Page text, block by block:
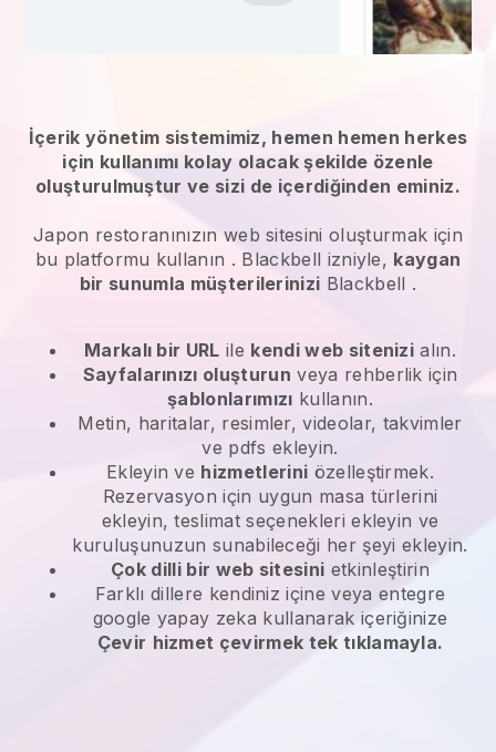
İçerik yönetim sistemimiz, hemen hemen herkes
için kullanımı kolay olacak şekilde özenle
oluşturulmuştur ve sizi de içerdiğinden eminiz.
Japon restoranınızın web sitesini oluşturmak için
bu platformu kullanın . Blackbell izniyle, kaygan
bir sunumla müşterilerinizi Blackbell .
Markalı bir URL ile kendi web sitenizi alın.
Sayfalarınızı oluşturun veya rehberlik için
şablonlarımızı kullanın.
Metin, haritalar, resimler, videolar, takvimler
ve pdfs ekleyin.
Ekleyin ve hizmetlerini özelleştirmek.
Rezervasyon için uygun masa türlerini
ekleyin, teslimat seçenekleri ekleyin ve
kuruluşunuzun sunabileceği her şeyi ekleyin.
Çok dilli bir web sitesini etkinleştirin
Farklı dillere kendiniz içine veya entegre
google yapay zeka kullanarak içeriğinize
Çevir hizmet çevirmek tek tıklamayla.